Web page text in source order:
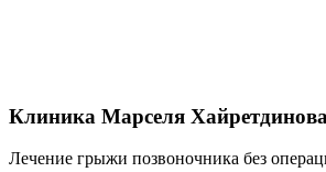
Клиника Марселя Хайретдинова
Лечение грыжи позвоночника без